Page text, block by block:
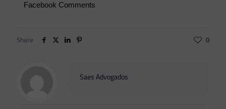
Facebook Comments
Share 0
Saes Advogados